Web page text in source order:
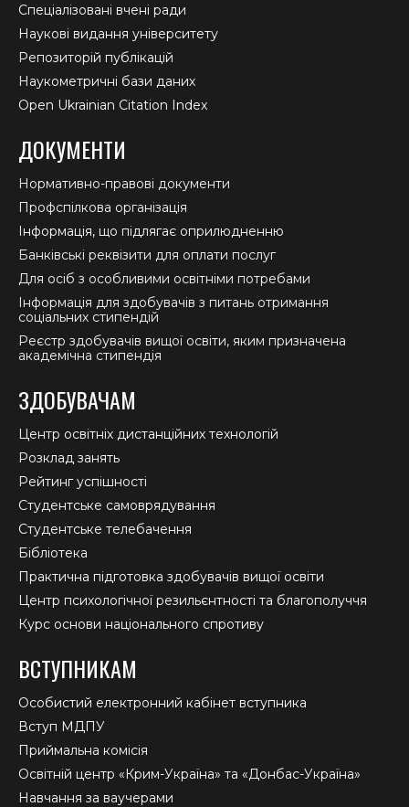
Спеціалізовані вчені ради
Наукові видання університету
Репозиторій публікацій
Наукометричні бази даних
Open Ukrainian Citation Index
ДОКУМЕНТИ
Нормативно-правові документи
Профспілкова організація
Інформація, що підлягає оприлюдненню
Банківські реквізити для оплати послуг
Для осіб з особливими освітніми потребами
Інформація для здобувачів з питань отримання
соціальних стипендій
Реєстр здобувачів вищої освіти, яким призначена
академічна стипендія
ЗДОБУВАЧАМ
Центр освітніх дистанційних технологій
Розклад занять
Рейтинг успішності
Студентське самоврядування
Студентське телебачення
Бібліотека
Практична підготовка здобувачів вищої освіти
Центр психологічної резильєнтності та благополуччя
Курс основи національного спротиву
ВСТУПНИКАМ
Особистий електронний кабінет вступника
Вступ МДПУ
Приймальна комісія
Освітній центр «Крим-Україна» та «Донбас-Україна»
Навчання за ваучерами